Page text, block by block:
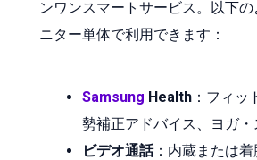
ンワンスマートサービス。以下
ニター単体で利用できます：
Samsung Health ：フィッ
勢補正アドバイス、ヨガ
ビデオ通話：内蔵または着